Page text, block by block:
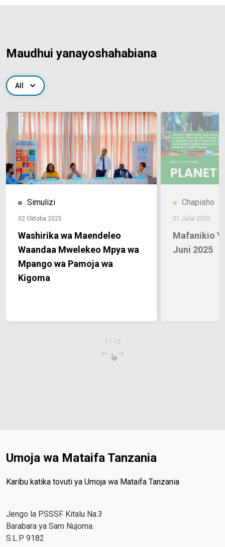
Maudhui yanayoshahabiana
All
Simulizi
02 Oktoba 2025
Washirika wa Maendeleo
Waandaa Mwelekeo Mpya wa
Mpango wa Pamoja wa
Kigoma
Chapisho
01 Julai 2025
Mafanikio
Juni 2025
1 / 12
Umoja wa Mataifa Tanzania
Karibu katika tovuti ya Umoja wa Mataifa Tanzania
Jengo la PSSSF Kitalu Na.3
Barabara ya Sam Nujoma.
S.L.P 9182